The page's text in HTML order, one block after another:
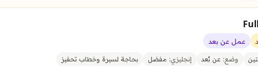
عمل عن بعد
وضع: عن بُعد إنجليزي: مفضل بحاجة لسيرة وخطاب تحفيز